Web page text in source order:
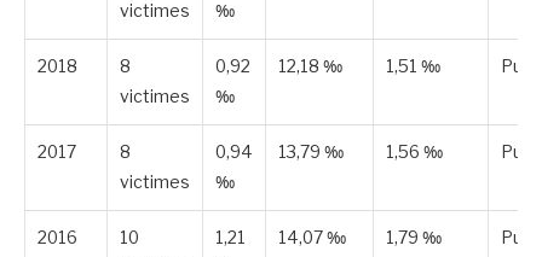
victimes
‰
2018
8
victimes
0,92
‰
12,18 ‰ 1,51 ‰
2017
8
victimes
0,94
‰
13,79 ‰ 1,56 ‰
2016
10
1,21
14,07 ‰ 1,79 ‰